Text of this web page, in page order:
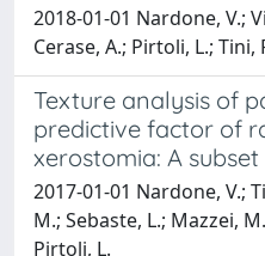
2018-01-01 Nardone, V.;
Cerase, A.; Pirtoli, L.; Tini,
Texture analysis of
predictive factor of
xerostomia: A
2017-01-01 Nardone, V.;
M.; Sebaste, L.; Mazzei,
Pirtoli, L.